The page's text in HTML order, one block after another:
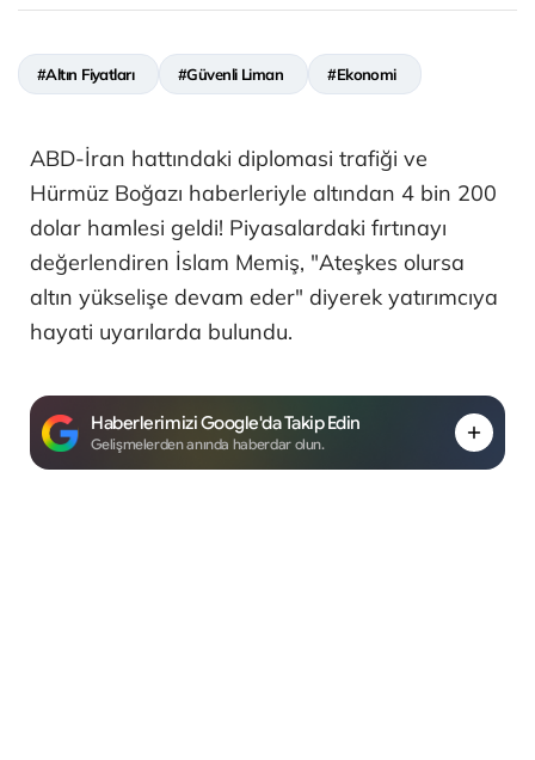
#Altın Fiyatları #Güvenli Liman #Ekonomi
ABD-İran hattındaki diplomasi trafiği ve
Hürmüz Boğazı haberleriyle altından 4 bin 200
dolar hamlesi geldi! Piyasalardaki fırtınayı
değerlendiren İslam Memiş, "Ateşkes olursa
altın yükselişe devam eder" diyerek yatırımcıya
hayati uyarılarda bulundu.
Haberlerimizi Google'da Takip Edin
Gelişmelerden anında haberdar olun.